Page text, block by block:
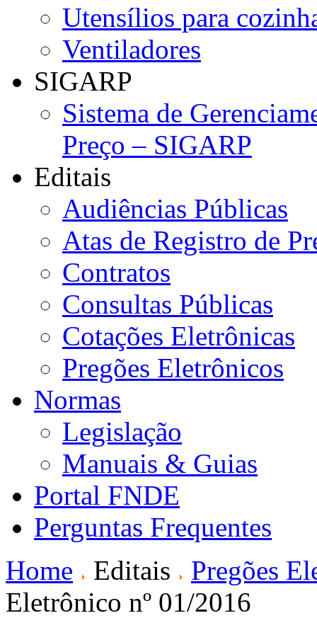
Utensílios para
Ventiladores
SIGARP
Sistema de
Preço – SIGARP
Editais
Audiências Públicas
Atas de Registro de
Contratos
Consultas Públicas
Cotações Eletrônicas
Pregões Eletrônicos
Normas
Legislação
Manuais & Guias
Portal FNDE
Perguntas Frequentes
Home
Editais
Pregões
Eletrônico nº 01/2016